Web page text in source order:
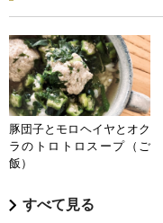
豚団子とモロヘイヤとオク
ラのトロトロスープ（ご
飯）
すべて見る